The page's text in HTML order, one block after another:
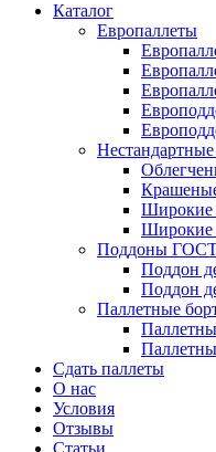
Каталог
Европаллеты
Широкие
Широкие
Поддоны
Поддон
Поддон
Паллетные
Сдать паллеты
О нас
Условия
Отзывы
Статьи